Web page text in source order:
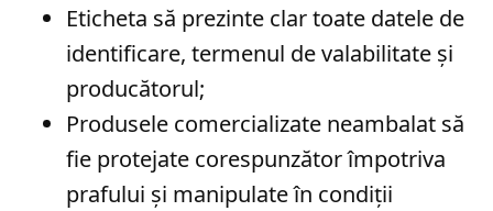
Eticheta să prezinte clar toate datele de
identificare, termenul de valabilitate și
producătorul;
Produsele comercializate neambalat să
fie protejate corespunzător împotriva
prafului și manipulate în condiții